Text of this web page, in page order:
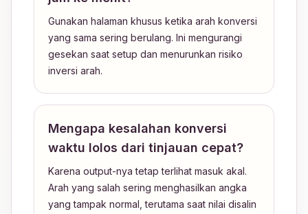
Gunakan halaman khusus ketika arah konversi
yang sama sering berulang. Ini mengurangi
gesekan saat setup dan menurunkan risiko
inversi arah.
Mengapa kesalahan konversi
waktu lolos dari tinjauan cepat?
Karena output-nya tetap terlihat masuk akal.
Arah yang salah sering menghasilkan angka
yang tampak normal, terutama saat nilai disalin